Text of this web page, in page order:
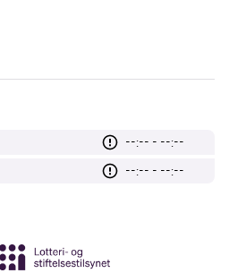
--:-- - --:--
--:-- - --:--